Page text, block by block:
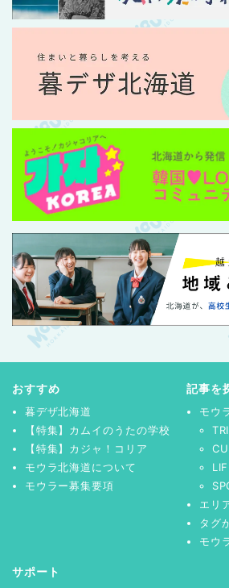
おすすめ
暮デザ北海道
【特集】カムイのうたの学校
【特集】カジャ！コリア
モウラ北海道について
モウラー募集要項
記事を
モウ
エリ
タグ
モウ
サポート